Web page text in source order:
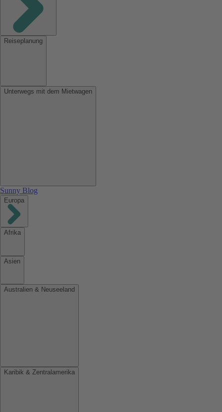
Reiseplanung
Unterwegs mit dem Mietwagen
Sunny Blog
Europa
Afrika
Asien
Australien & Neuseeland
Karibik & Zentralamerika